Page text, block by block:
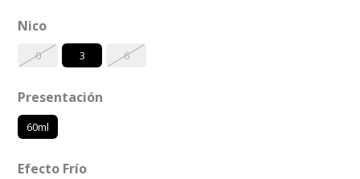
Nico
0 3 6
Presentación
60ml
Efecto Frío